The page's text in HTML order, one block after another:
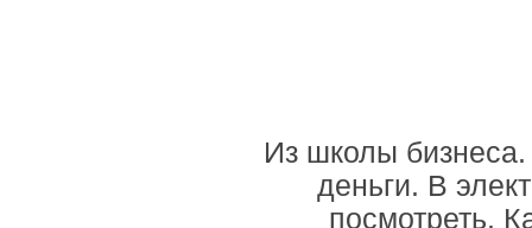
Из школы
деньги. В
посмотреть.